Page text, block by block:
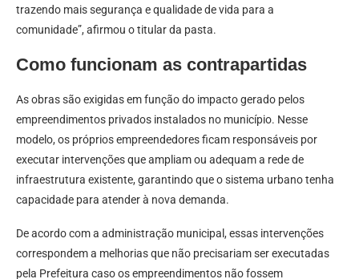
trazendo mais segurança e qualidade de vida para a
comunidade”, afirmou o titular da pasta.
Como funcionam as contrapartidas
As obras são exigidas em função do impacto gerado pelos
empreendimentos privados instalados no município. Nesse
modelo, os próprios empreendedores ficam responsáveis por
executar intervenções que ampliam ou adequam a rede de
infraestrutura existente, garantindo que o sistema urbano tenha
capacidade para atender à nova demanda.
De acordo com a administração municipal, essas intervenções
correspondem a melhorias que não precisariam ser executadas
pela Prefeitura caso os empreendimentos não fossem